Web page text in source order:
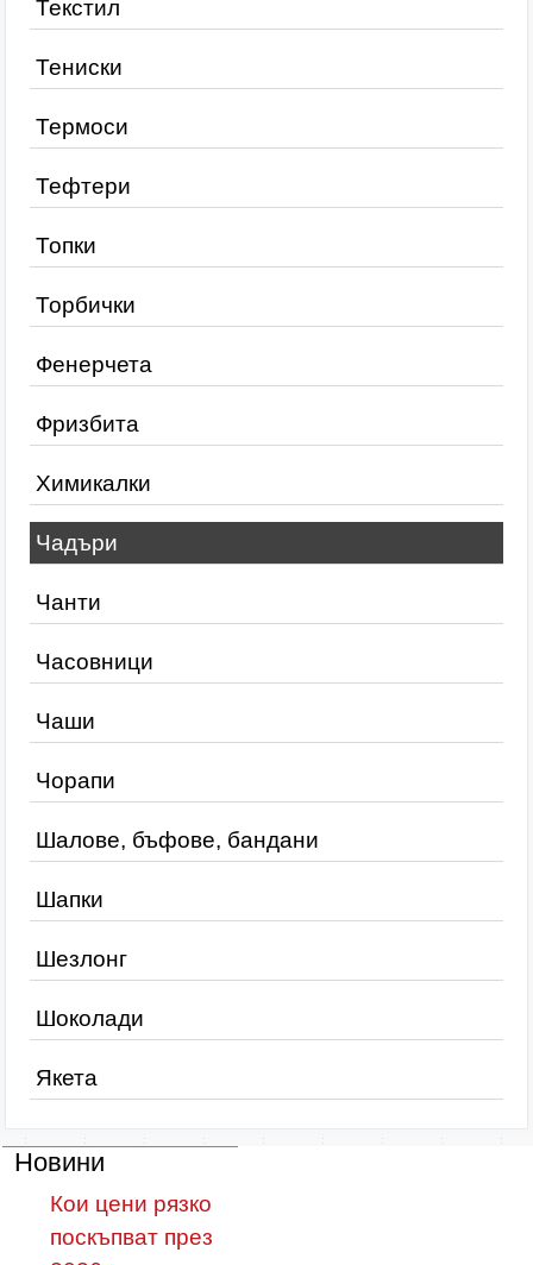
Текстил
Тениски
Термоси
Тефтери
Топки
Торбички
Фенерчета
Фризбита
Химикалки
Чадъри
Чанти
Часовници
Чаши
Чорапи
Шалове, бъфове, бандани
Шапки
Шезлонг
Шоколади
Якета
Новини
Кои цени рязко
поскъпват през